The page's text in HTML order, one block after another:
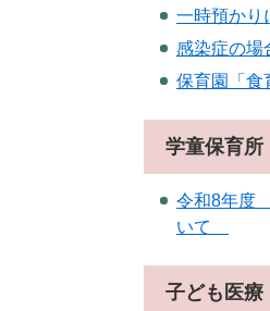
一時預かり
感染症の場
保育園「食
学童保育所
令和8年度
いて
子ども医療